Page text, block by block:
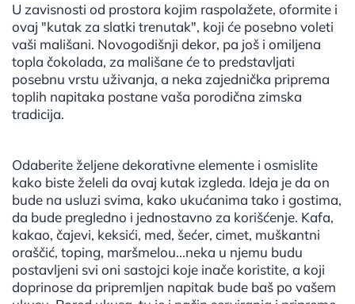
U zavisnosti od prostora kojim raspolažete, oformite i
ovaj "kutak za slatki trenutak", koji će posebno voleti
vaši mališani. Novogodišnji dekor, pa još i omiljena
topla čokolada, za mališane će to predstavljati
posebnu vrstu uživanja, a neka zajednička priprema
toplih napitaka postane vaša porodična zimska
tradicija.
Odaberite željene dekorativne elemente i osmislite
kako biste želeli da ovaj kutak izgleda. Ideja je da on
bude na usluzi svima, kako ukućanima tako i gostima,
da bude pregledno i jednostavno za korišćenje. Kafa,
kakao, čajevi, keksići, med, šećer, cimet, muškantni
oraščić, toping, maršmelou...neka u njemu budu
postavljeni svi oni sastojci koje inače koristite, a koji
doprinose da pripremljen napitak bude baš po vašem